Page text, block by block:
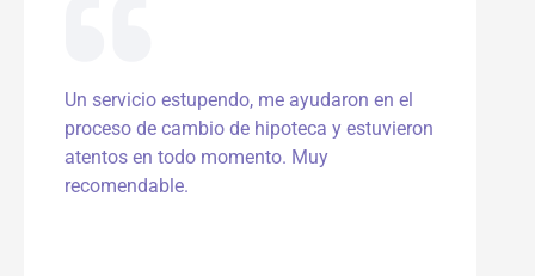
c
o
n
Un servicio estupendo, me ayudaron en el
proceso de cambio de hipoteca y estuvieron
atentos en todo momento. Muy
recomendable.